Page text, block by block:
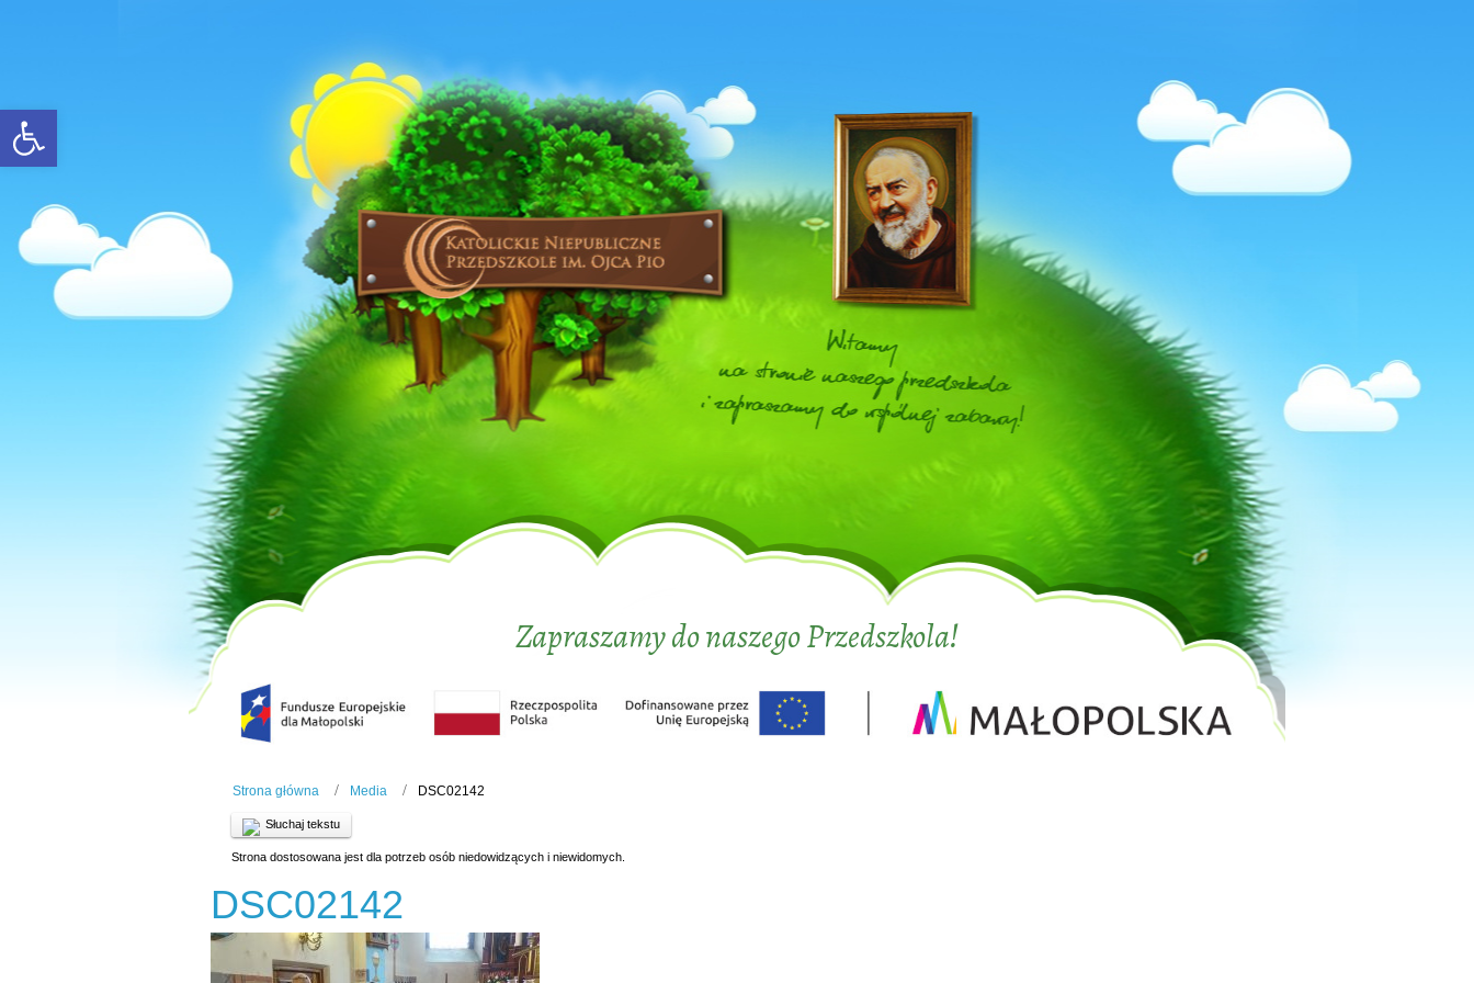
Open toolbar
Zapraszamy do naszego Przedszkola!
Strona główna Media DSC02142
Słuchaj tekstu
Strona dostosowana jest dla potrzeb osób niedowidzących i niewidomych.
DSC02142